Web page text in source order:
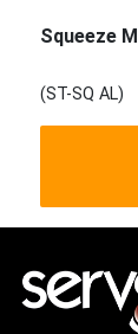
Squeeze
(ST-SQ AL)